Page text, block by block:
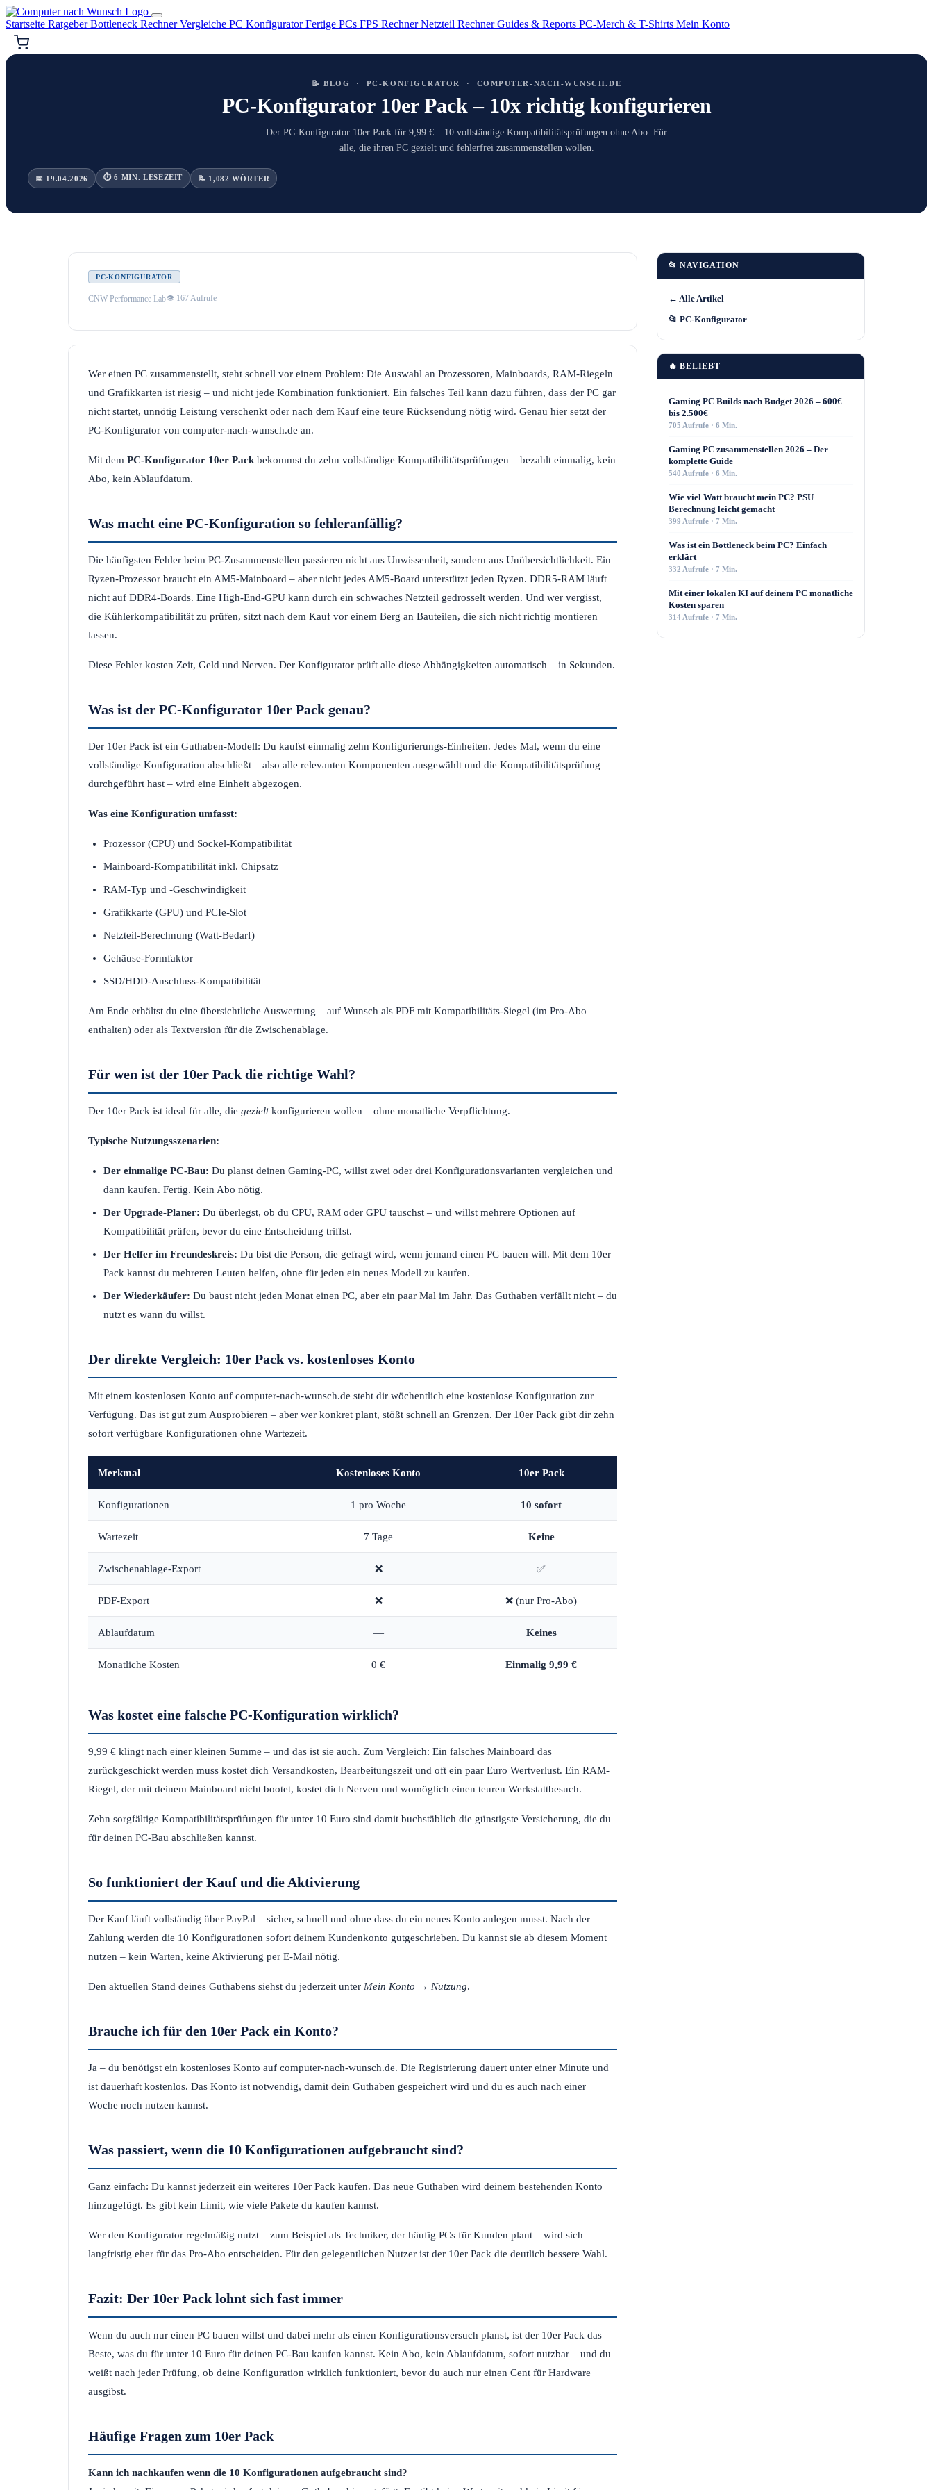
Startseite RatgeberBottleneck RechnerVergleiche PC KonfiguratorFertige PCs FPS RechnerNetzteil RechnerGuides & Reports PC-Merch & T-Shirts Mein Konto
📝 BLOG · PC-KONFIGURATOR · COMPUTER-NACH-WUNSCH.DE
PC-Konfigurator 10er Pack – 10x richtig konfigurieren
Der PC-Konfigurator 10er Pack für 9,99 € – 10 vollständige Kompatibilitätsprüfungen ohne Abo. Für
alle, die ihren PC gezielt und fehlerfrei zusammenstellen wollen.
📅 19.04.2026 ⏱ 6 MIN. LESEZEIT 📝 1,082 WÖRTER
PC-KONFIGURATOR
CNW Performance Lab👁 167 Aufrufe
Wer einen PC zusammenstellt, steht schnell vor einem Problem: Die Auswahl an Prozessoren, Mainboards, RAM-Riegeln
und Grafikkarten ist riesig – und nicht jede Kombination funktioniert. Ein falsches Teil kann dazu führen, dass der PC gar
nicht startet, unnötig Leistung verschenkt oder nach dem Kauf eine teure Rücksendung nötig wird. Genau hier setzt der
PC-Konfigurator von computer-nach-wunsch.de an.
Mit dem PC-Konfigurator 10er Pack bekommst du zehn vollständige Kompatibilitätsprüfungen – bezahlt einmalig, kein
Abo, kein Ablaufdatum.
Was macht eine PC-Konfiguration so fehleranfällig?
Die häufigsten Fehler beim PC-Zusammenstellen passieren nicht aus Unwissenheit, sondern aus Unübersichtlichkeit. Ein
Ryzen-Prozessor braucht ein AM5-Mainboard – aber nicht jedes AM5-Board unterstützt jeden Ryzen. DDR5-RAM läuft
nicht auf DDR4-Boards. Eine High-End-GPU kann durch ein schwaches Netzteil gedrosselt werden. Und wer vergisst,
die Kühlerkompatibilität zu prüfen, sitzt nach dem Kauf vor einem Berg an Bauteilen, die sich nicht richtig montieren
lassen.
Diese Fehler kosten Zeit, Geld und Nerven. Der Konfigurator prüft alle diese Abhängigkeiten automatisch – in Sekunden.
Was ist der PC-Konfigurator 10er Pack genau?
Der 10er Pack ist ein Guthaben-Modell: Du kaufst einmalig zehn Konfigurierungs-Einheiten. Jedes Mal, wenn du eine
vollständige Konfiguration abschließt – also alle relevanten Komponenten ausgewählt und die Kompatibilitätsprüfung
durchgeführt hast – wird eine Einheit abgezogen.
Was eine Konfiguration umfasst:
Prozessor (CPU) und Sockel-Kompatibilität
Mainboard-Kompatibilität inkl. Chipsatz
RAM-Typ und -Geschwindigkeit
Grafikkarte (GPU) und PCIe-Slot
Netzteil-Berechnung (Watt-Bedarf)
Gehäuse-Formfaktor
SSD/HDD-Anschluss-Kompatibilität
Am Ende erhältst du eine übersichtliche Auswertung – auf Wunsch als PDF mit Kompatibilitäts-Siegel (im Pro-Abo
enthalten) oder als Textversion für die Zwischenablage.
Für wen ist der 10er Pack die richtige Wahl?
Der 10er Pack ist ideal für alle, die gezieltkonfigurieren wollen – ohne monatliche Verpflichtung.
Typische Nutzungsszenarien:
Der einmalige PC-Bau: Du planst deinen Gaming-PC, willst zwei oder drei Konfigurationsvarianten vergleichen und
dann kaufen. Fertig. Kein Abo nötig.
Der Upgrade-Planer: Du überlegst, ob du CPU, RAM oder GPU tauschst – und willst mehrere Optionen auf
Kompatibilität prüfen, bevor du eine Entscheidung triffst.
Der Helfer im Freundeskreis: Du bist die Person, die gefragt wird, wenn jemand einen PC bauen will. Mit dem 10er
Pack kannst du mehreren Leuten helfen, ohne für jeden ein neues Modell zu kaufen.
Der Wiederkäufer: Du baust nicht jeden Monat einen PC, aber ein paar Mal im Jahr. Das Guthaben verfällt nicht – du
nutzt es wann du willst.
Der direkte Vergleich: 10er Pack vs. kostenloses Konto
Mit einem kostenlosen Konto auf computer-nach-wunsch.de steht dir wöchentlich eine kostenlose Konfiguration zur
Verfügung. Das ist gut zum Ausprobieren – aber wer konkret plant, stößt schnell an Grenzen. Der 10er Pack gibt dir zehn
sofort verfügbare Konfigurationen ohne Wartezeit.
Merkmal Kostenloses Konto 10er Pack
Konfigurationen 1 pro Woche 10 sofort
Wartezeit 7 Tage Keine
Zwischenablage-Export ❌ ✅
PDF-Export ❌ ❌ (nur Pro-Abo)
Ablaufdatum — Keines
Monatliche Kosten 0 € Einmalig 9,99 €
Was kostet eine falsche PC-Konfiguration wirklich?
9,99 € klingt nach einer kleinen Summe – und das ist sie auch. Zum Vergleich: Ein falsches Mainboard das
zurückgeschickt werden muss kostet dich Versandkosten, Bearbeitungszeit und oft ein paar Euro Wertverlust. Ein RAM-
Riegel, der mit deinem Mainboard nicht bootet, kostet dich Nerven und womöglich einen teuren Werkstattbesuch.
Zehn sorgfältige Kompatibilitätsprüfungen für unter 10 Euro sind damit buchstäblich die günstigste Versicherung, die du
für deinen PC-Bau abschließen kannst.
So funktioniert der Kauf und die Aktivierung
Der Kauf läuft vollständig über PayPal – sicher, schnell und ohne dass du ein neues Konto anlegen musst. Nach der
Zahlung werden die 10 Konfigurationen sofort deinem Kundenkonto gutgeschrieben. Du kannst sie ab diesem Moment
nutzen – kein Warten, keine Aktivierung per E-Mail nötig.
Den aktuellen Stand deines Guthabens siehst du jederzeit unter Mein Konto → Nutzung.
Brauche ich für den 10er Pack ein Konto?
Ja – du benötigst ein kostenloses Konto auf computer-nach-wunsch.de. Die Registrierung dauert unter einer Minute und
ist dauerhaft kostenlos. Das Konto ist notwendig, damit dein Guthaben gespeichert wird und du es auch nach einer
Woche noch nutzen kannst.
Was passiert, wenn die 10 Konfigurationen aufgebraucht sind?
Ganz einfach: Du kannst jederzeit ein weiteres 10er Pack kaufen. Das neue Guthaben wird deinem bestehenden Konto
hinzugefügt. Es gibt kein Limit, wie viele Pakete du kaufen kannst.
Wer den Konfigurator regelmäßig nutzt – zum Beispiel als Techniker, der häufig PCs für Kunden plant – wird sich
langfristig eher für das Pro-Abo entscheiden. Für den gelegentlichen Nutzer ist der 10er Pack die deutlich bessere Wahl.
Fazit: Der 10er Pack lohnt sich fast immer
Wenn du auch nur einen PC bauen willst und dabei mehr als einen Konfigurationsversuch planst, ist der 10er Pack das
Beste, was du für unter 10 Euro für deinen PC-Bau kaufen kannst. Kein Abo, kein Ablaufdatum, sofort nutzbar – und du
weißt nach jeder Prüfung, ob deine Konfiguration wirklich funktioniert, bevor du auch nur einen Cent für Hardware
ausgibst.
Häufige Fragen zum 10er Pack
Kann ich nachkaufen wenn die 10 Konfigurationen aufgebraucht sind?
📂 NAVIGATION
← Alle Artikel
📂 PC-Konfigurator
🔥 BELIEBT
Gaming PC Builds nach Budget 2026 – 600€
bis 2.500€
705 Aufrufe · 6 Min.
Gaming PC zusammenstellen 2026 – Der
komplette Guide
540 Aufrufe · 6 Min.
Wie viel Watt braucht mein PC? PSU
Berechnung leicht gemacht
399 Aufrufe · 7 Min.
Was ist ein Bottleneck beim PC? Einfach
erklärt
332 Aufrufe · 7 Min.
Mit einer lokalen KI auf deinem PC monatliche
Kosten sparen
314 Aufrufe · 7 Min.